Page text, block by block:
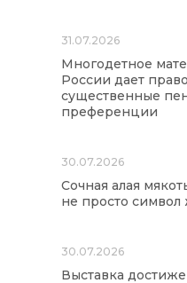
31.07.2026
Многодетное
России дает
существенные
преференции
30.07.2026
Сочная алая
не просто символ
30.07.2026
Выставка